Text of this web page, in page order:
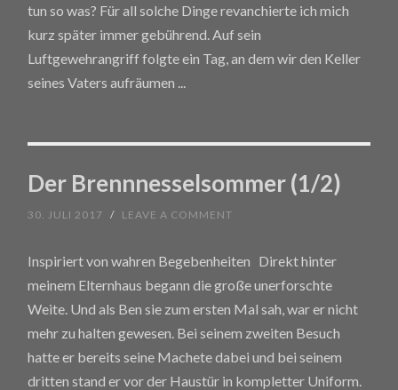
tun so was? Für all solche Dinge revanchierte ich mich
kurz später immer gebührend. Auf sein
Luftgewehrangriff folgte ein Tag, an dem wir den Keller
seines Vaters aufräumen
Der Brennnesselsommer (1/2)
30. JULI 2017 / LEAVE A COMMENT
Inspiriert von wahren Begebenheiten Direkt hinter
meinem Elternhaus begann die große unerforschte
Weite. Und als Ben sie zum ersten Mal sah, war er nicht
mehr zu halten gewesen. Bei seinem zweiten Besuch
hatte er bereits seine Machete dabei und bei seinem
dritten stand er vor der Haustür in kompletter Uniform.